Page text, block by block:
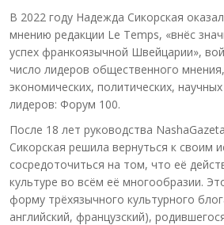
В 2022 году Надежда Сикорская
мнению редакции Le Temps, «внёс
успех франкоязычной Швейцарии»,
число лидеров общественного
экономических, политических,
лидеров: Форум 100.
После 18 лет руководства
Сикорская решила вернуться к своим
сосредоточиться на том, что её
культуре во всём её многообразии.
форму трёхязычного культурного
английский, французский),